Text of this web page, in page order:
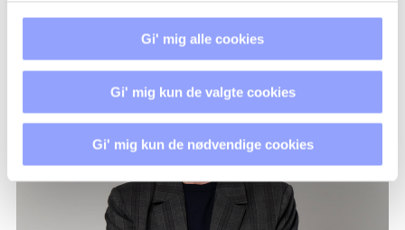
Gi' mig alle cookies
Gi' mig kun de valgte cookies
Gi' mig kun de nødvendige cookies